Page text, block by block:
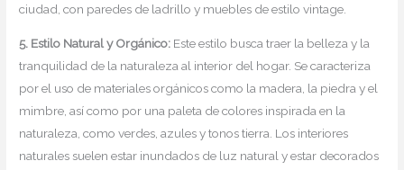
ciudad, con paredes de ladrillo y muebles de estilo vintage.
5. Estilo Natural y Orgánico: Este estilo busca traer la belleza y la
tranquilidad de la naturaleza al interior del hogar. Se caracteriza
por el uso de materiales orgánicos como la madera, la piedra y el
mimbre, así como por una paleta de colores inspirada en la
naturaleza, como verdes, azules y tonos tierra. Los interiores
naturales suelen estar inundados de luz natural y estar decorados